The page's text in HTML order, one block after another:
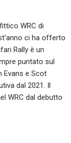
WRC di
ci ha offerto
Rally è un
puntato sul
Evans e Scot
dal 2021. Il
WRC dal debutto